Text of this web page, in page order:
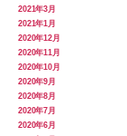
2021年3月
2021年1月
2020年12月
2020年11月
2020年10月
2020年9月
2020年8月
2020年7月
2020年6月